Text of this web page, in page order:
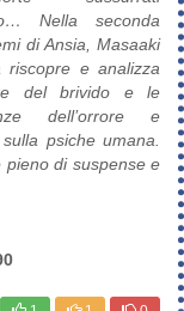
Nella seconda
di Ansia, Masaaki
riscopre e analizza
del brivido e le
dell’orrore e
sulla psiche umana.
pieno di suspense e